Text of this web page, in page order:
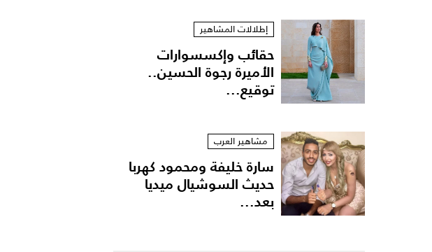
إطلالات المشاهير
حقائب وإكسسوارات
الأميرة رجوة الحسين..
توقيع...
مشاهير العرب
سارة خليفة ومحمود كهربا
حديث السوشيال ميديا
بعد...